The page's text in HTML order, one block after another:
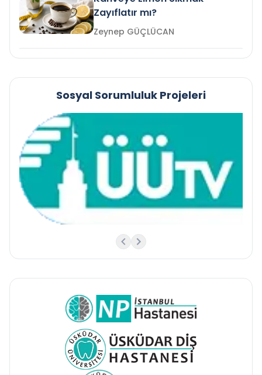
Zayıflatır mı?
Zeynep GÜÇLÜCAN
Sosyal Sorumluluk Projeleri